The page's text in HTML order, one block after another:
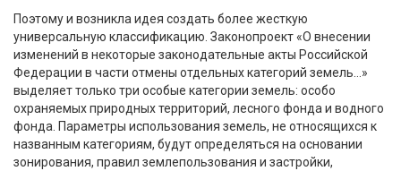
Поэтому и возникла идея создать более жесткую
универсальную классификацию. Законопроект «О внесении
изменений в некоторые законодательные акты Российской
Федерации в части отмены отдельных категорий земель…»
выделяет только три особые категории земель: особо
охраняемых природных территорий, лесного фонда и водного
фонда. Параметры использования земель, не относящихся к
названным категориям, будут определяться на основании
зонирования, правил землепользования и застройки,